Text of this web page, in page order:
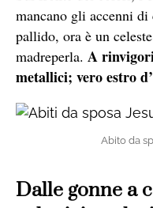
mancano gli accenni
pallido, ora è un
madreperla. A
metallici; vero estro
Abito da
Dalle gonne a